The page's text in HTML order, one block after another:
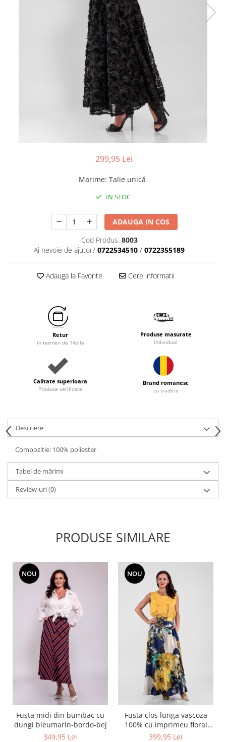
299,95 Lei
Marime: Talie unică
IN STOC
ADAUGA IN COS
Cod Produs: 8003
Ai nevoie de ajutor? 0722534510 / 0722355189
Adauga la Favorite Cere informatii
Retur
in termen de 14zile
Produse masurate
individual
Calitate superioara
Produse verificate
Brand romanesc
cu traditie
Descriere
Compozitie: 100% poliester
Tabel de mărimi
Review-uri(0)
PRODUSE SIMILARE
NOU
Fusta midi din bumbac cu
dungi bleumarin-bordo-bej
349,95 Lei
NOU
Fusta clos lunga vascoza
100% cu imprimeu floral
maxi galben cu bleumarin
399,95 Lei